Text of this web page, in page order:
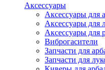
Аксессуары
Аксессуары для
Аксессуары для
Аксессуары для
Виброгасители
Запчасти для
Запчасти для